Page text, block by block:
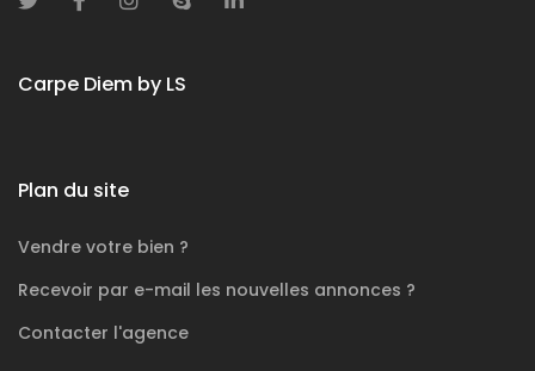
Carpe Diem by LS
Plan du site
Vendre votre bien ?
Recevoir par e-mail les nouvelles annonces ?
Contacter l'agence